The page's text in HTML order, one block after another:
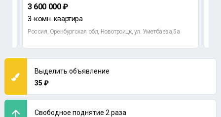
3 600 000 ₽
3-комн. квартира
Россия, Оренбургская обл, Новотроицк, ул. Уметбаева,5а
Выделить объявление
35 ₽
Свободное поднятие 2 раза